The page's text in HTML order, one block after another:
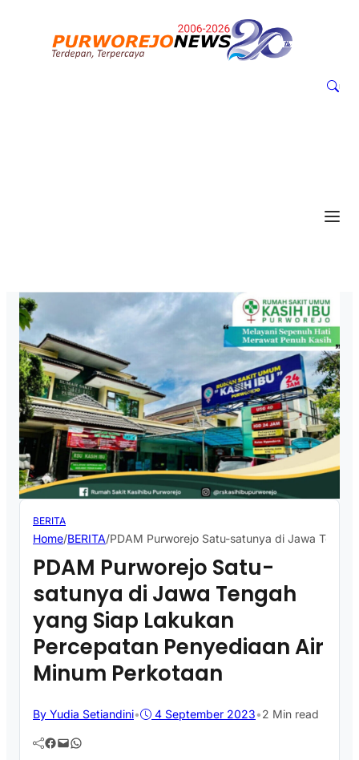
BERITA
Home/BERITA/PDAM Purworejo Satu-satunya di Jawa
PDAM Purworejo Satu-
satunya di Jawa Tengah
yang Siap Lakukan
Percepatan Penyediaan Air
Minum Perkotaan
By Yudia Setiandini• 4 September 2023•2 Min read
Facebook Mail WhatsApp